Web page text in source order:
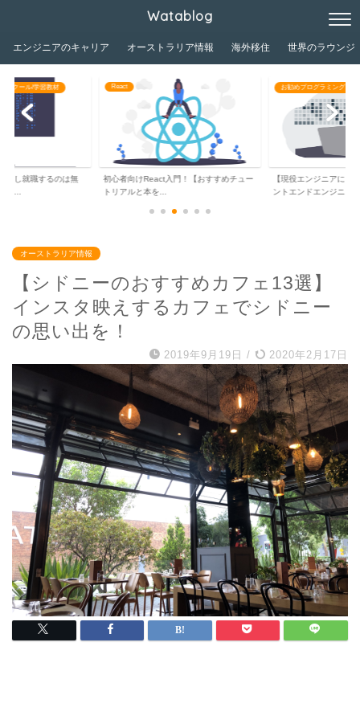
Watablog
エンジニアのキャリア オーストラリア情報 海外移住 世界のラウンジ
スクール/学習教材
学し就職するのは無
React
初心者向けReact入門！【おすすめチュー
トリアルと本を...
お勧めプログラミングスク
【現役エンジニアによ
ントエンドエンジニ...
オーストラリア情報
【シドニーのおすすめカフェ13選】
インスタ映えするカフェでシドニー
の思い出を！
2019年9月19日 / 2020年2月17日